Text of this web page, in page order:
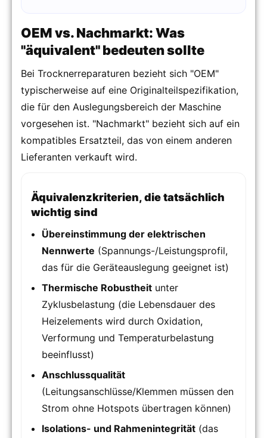
OEM vs. Nachmarkt: Was
"äquivalent" bedeuten sollte
Bei Trocknerreparaturen bezieht sich "OEM"
typischerweise auf eine Originalteilspezifikation,
die für den Auslegungsbereich der Maschine
vorgesehen ist. "Nachmarkt" bezieht sich auf ein
kompatibles Ersatzteil, das von einem anderen
Lieferanten verkauft wird.
Äquivalenzkriterien, die tatsächlich
wichtig sind
Übereinstimmung der elektrischen
Nennwerte (Spannungs-/Leistungsprofil,
das für die Geräteauslegung geeignet ist)
Thermische Robustheit unter
Zyklusbelastung (die Lebensdauer des
Heizelements wird durch Oxidation,
Verformung und Temperaturbelastung
beeinflusst)
Anschlussqualität
(Leitungsanschlüsse/Klemmen müssen den
Strom ohne Hotspots übertragen können)
Isolations- und Rahmenintegrität (das